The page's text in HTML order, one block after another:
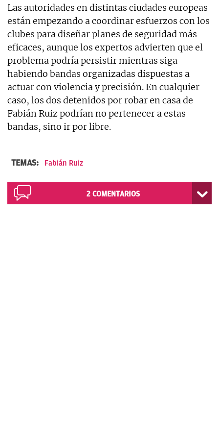
Las autoridades en distintas ciudades europeas
están empezando a coordinar esfuerzos con los
clubes para diseñar planes de seguridad más
eficaces, aunque los expertos advierten que el
problema podría persistir mientras siga
habiendo bandas organizadas dispuestas a
actuar con violencia y precisión. En cualquier
caso, los dos detenidos por robar en casa de
Fabián Ruiz podrían no pertenecer a estas
bandas, sino ir por libre.
TEMAS: Fabián Ruiz
2 COMENTARIOS